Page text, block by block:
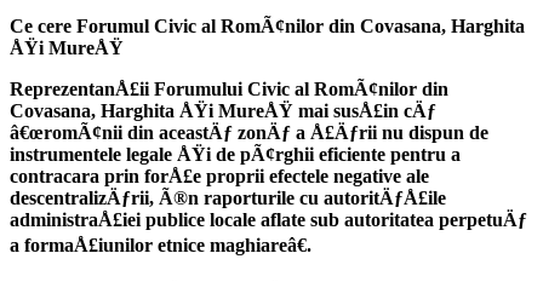
Ce cere Forumul Civic al RomÃ¢nilor din Covasana, Harghita
ÅŸi MureÅŸ
ReprezentanÅ£ii Forumului Civic al RomÃ¢nilor din
Covasana, Harghita ÅŸi MureÅŸ mai susÅ£in cÄƒ
â€œromÃ¢nii din aceastÄƒ zonÄƒ a Å£Äƒrii nu dispun de
instrumentele legale ÅŸi de pÃ¢rghii eficiente pentru a
contracara prin forÅ£e proprii efectele negative ale
descentralizÄƒrii, Ã®n raporturile cu autoritÄƒÅ£ile
administraÅ£iei publice locale aflate sub autoritatea perpetuÄƒ
a formaÅ£iunilor etnice maghiareâ€.